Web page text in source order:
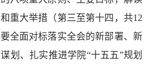
重大举措 （第三至第十四，共12
全面对标落实全会的新部署、新
划、扎实推进学院“十五五”规划